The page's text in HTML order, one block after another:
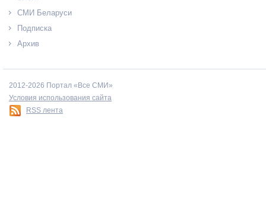
СМИ Беларуси
Подписка
Архив
2012-2026 Портал «Все СМИ»
Условия использования сайта
RSS лента